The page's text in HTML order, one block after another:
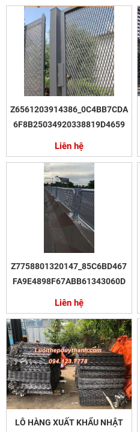
Z6561203914386_0C4BB7CDA
6F8B25034920338819D4659
Liên hệ
Z7758801320147_85C6BD467
FA9E4898F67ABB61343060D
Liên hệ
LÔ HÀNG XUẤT KHẨU NHẬT